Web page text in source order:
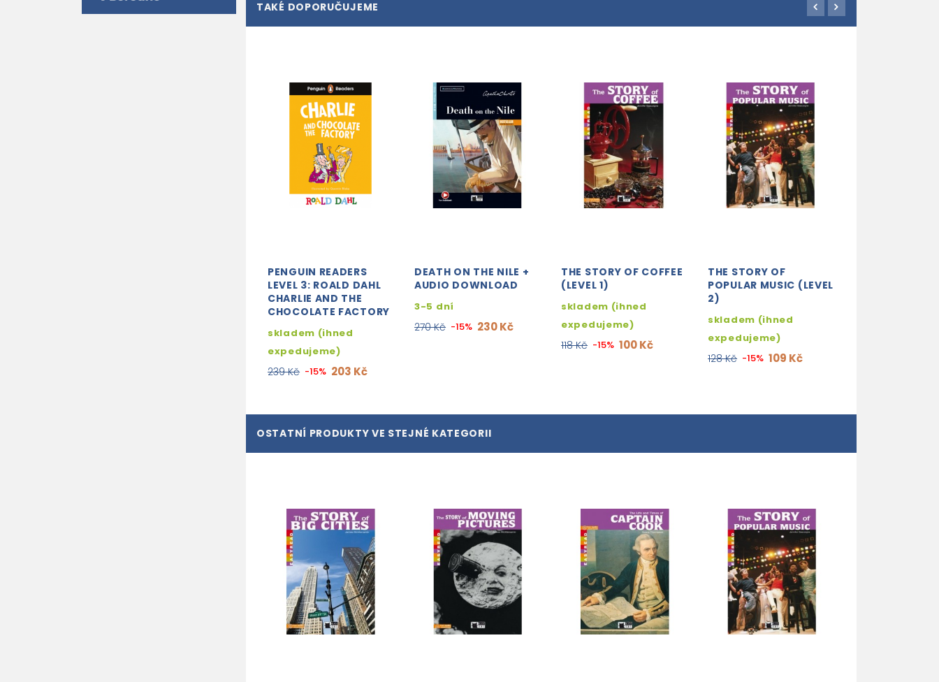
TAKÉ DOPORUČUJEME
PENGUIN READERS
LEVEL 3: ROALD DAHL
CHARLIE AND THE
CHOCOLATE FACTORY
skladem (ihned
expedujeme)
239 Kč -15% 203 Kč
DEATH ON THE NILE +
AUDIO DOWNLOAD
3-5 dní
270 Kč -15% 230 Kč
THE STORY OF COFFEE
(LEVEL 1)
skladem (ihned
expedujeme)
118 Kč -15% 100 Kč
THE STORY OF
POPULAR MUSIC (LEVEL
2)
skladem (ihned
expedujeme)
128 Kč -15% 109 Kč
OSTATNÍ PRODUKTY VE STEJNÉ KATEGORII